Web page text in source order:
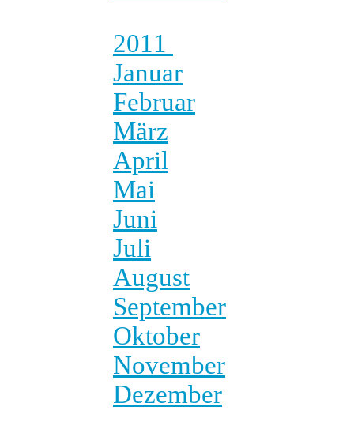
2011
Januar
Februar
März
April
Mai
Juni
Juli
August
September
Oktober
November
Dezember